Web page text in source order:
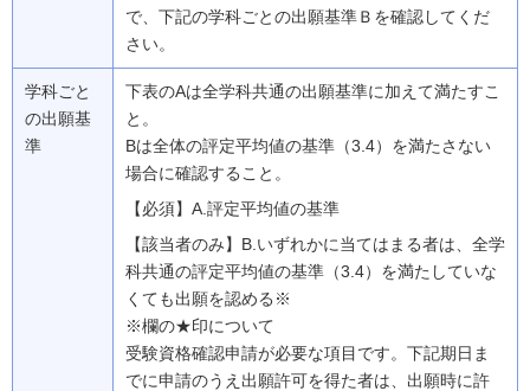
で、下記の学科ごとの出願基準Ｂを確認してくだ
さい。
学科ごと
の出願基
準
下表のAは全学科共通の出願基準に加えて満たすこ
と。
Bは全体の評定平均値の基準（3.4）を満たさない
場合に確認すること。
【必須】A.評定平均値の基準
【該当者のみ】B.いずれかに当てはまる者は、全学
科共通の評定平均値の基準（3.4）を満たしていな
くても出願を認める※
※欄の★印について
受験資格確認申請が必要な項目です。下記期日ま
でに申請のうえ出願許可を得た者は、出願時に許